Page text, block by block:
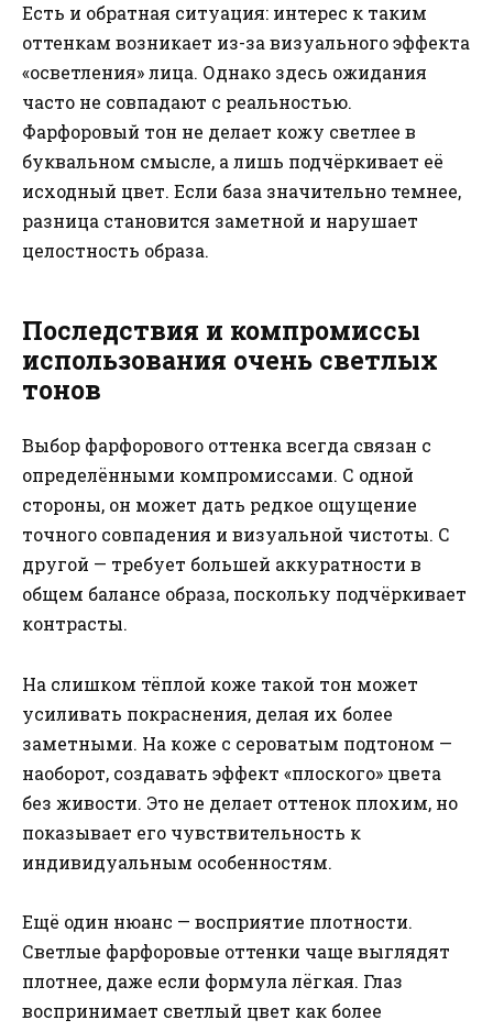
Есть и обратная ситуация: интерес к таким
оттенкам возникает из-за визуального эффекта
«осветления» лица. Однако здесь ожидания
часто не совпадают с реальностью.
Фарфоровый тон не делает кожу светлее в
буквальном смысле, а лишь подчёркивает её
исходный цвет. Если база значительно темнее,
разница становится заметной и нарушает
целостность образа.
Последствия и компромиссы
использования очень светлых
тонов
Выбор фарфорового оттенка всегда связан с
определёнными компромиссами. С одной
стороны, он может дать редкое ощущение
точного совпадения и визуальной чистоты. С
другой — требует большей аккуратности в
общем балансе образа, поскольку подчёркивает
контрасты.
На слишком тёплой коже такой тон может
усиливать покраснения, делая их более
заметными. На коже с сероватым подтоном —
наоборот, создавать эффект «плоского» цвета
без живости. Это не делает оттенок плохим, но
показывает его чувствительность к
индивидуальным особенностям.
Ещё один нюанс — восприятие плотности.
Светлые фарфоровые оттенки чаще выглядят
плотнее, даже если формула лёгкая. Глаз
воспринимает светлый цвет как более